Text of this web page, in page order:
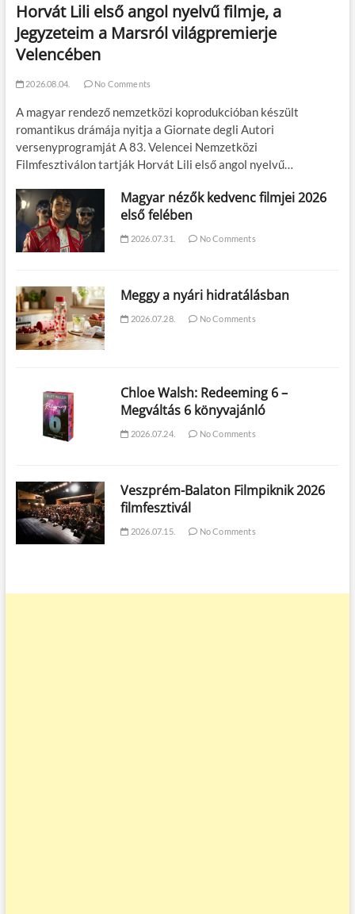
Horvát Lili első angol nyelvű filmje, a
Jegyzeteim a Marsról világpremierje
Velencében
2026.08.04. No Comments
A magyar rendező nemzetközi koprodukcióban készült
romantikus drámája nyitja a Giornate degli Autori
versenyprogramját A 83. Velencei Nemzetközi
Filmfesztiválon tartják Horvát Lili első angol nyelvű…
Magyar nézők kedvenc filmjei 2026
első felében
2026.07.31. No Comments
Meggy a nyári hidratálásban
2026.07.28. No Comments
Chloe Walsh: Redeeming 6 –
Megváltás 6 könyvajánló
2026.07.24. No Comments
Veszprém-Balaton Filmpiknik 2026
filmfesztivál
2026.07.15. No Comments